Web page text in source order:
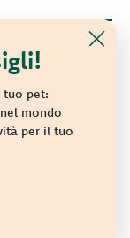
tuo pet:
mondo
per il tuo
δικαιώματος.
Repubblica